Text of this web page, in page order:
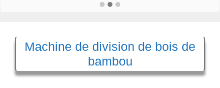
Machine de division de bois de
bambou